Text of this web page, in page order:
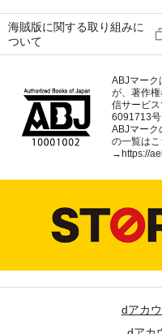
海賊版に関する取り組みに
ついて
ABJマーク
が、著作
信サービ
6091713号
ABJマーク
の一覧はこ
→https://
dアカ